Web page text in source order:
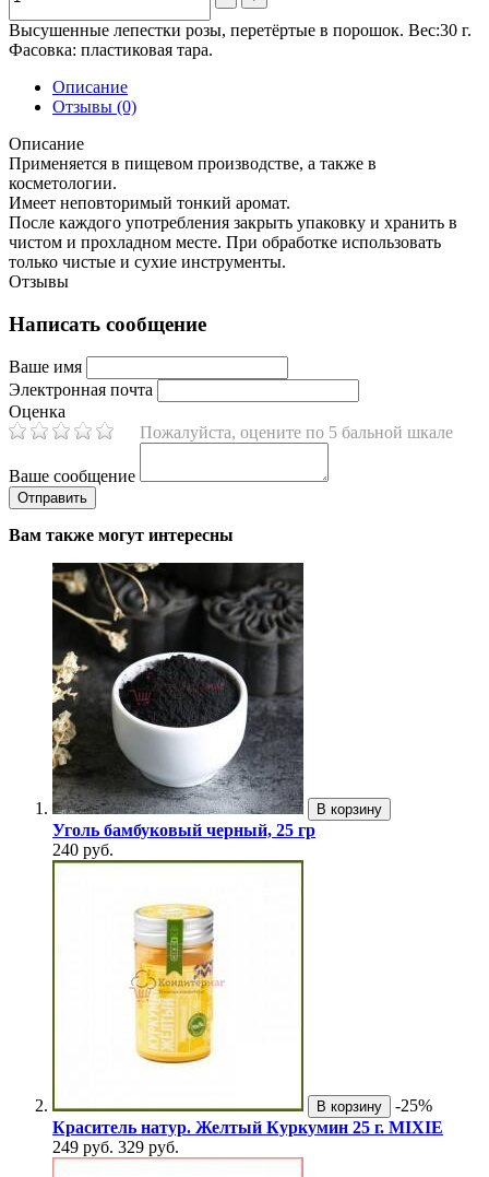
Высушенные лепестки розы, перетёртые в порошок. Вес:30 г.
Фасовка: пластиковая тара.
Описание
Отзывы (0)
Описание
Применяется в пищевом производстве, а также в
косметологии.
Имеет неповторимый тонкий аромат.
После каждого употребления закрыть упаковку и хранить в
чистом и прохладном месте. При обработке использовать
только чистые и сухие инструменты.
Отзывы
Написать сообщение
Ваше имя
Электронная почта
Оценка
Пожалуйста, оцените по 5 бальной шкале
Ваше сообщение
Вам также могут интересны
В корзину
Уголь бамбуковый черный, 25 гр
240 руб.
В корзину
-25%
Краситель натур. Желтый Куркумин 25 г. MIXIE
249 руб. 329 руб.